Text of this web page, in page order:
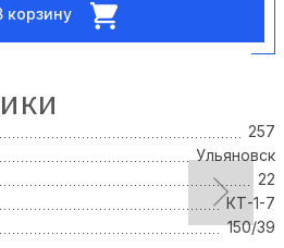
корзину
257
Ульяновск
22
КТ-1-7
150/39